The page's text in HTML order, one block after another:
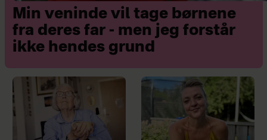
Indeklimamåler fra daske
Birdie. Værdi: 1.449 kr.
2 x gavekort til Restaurant
Flammen, som svarer til
buffet for to personer. Værdi:
518 kr.
Min veninde vil tage børnene
fra deres far - men jeg forstår
ikke hendes grund